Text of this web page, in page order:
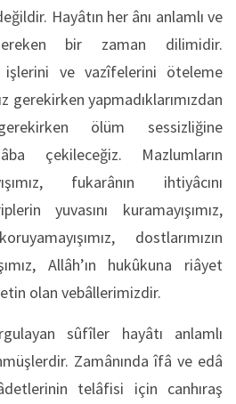
Hayâtın her ânı anlamlı ve
bir zaman dilimidir.
işlerini ve vazîfelerini öteleme
gerekirken yapmadıklarımızdan
ölüm sessizliğine
çekileceğiz. Mazlumların
fukarânın ihtiyâcını
yuvasını kuramayışımız,
dostlarımızın
Allâh’ın hukûkuna riâyet
olan vebâllerimizdir.
sûfîler hayâtı anlamlı
Zamânında îfâ ve edâ
telâfisi için canhıraş